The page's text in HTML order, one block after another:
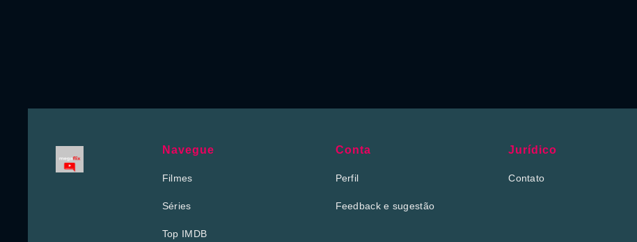
Navegue
Filmes
Séries
Top IMDB
Conta
Perfil
Feedback e sugestão
Jurídico
Contato